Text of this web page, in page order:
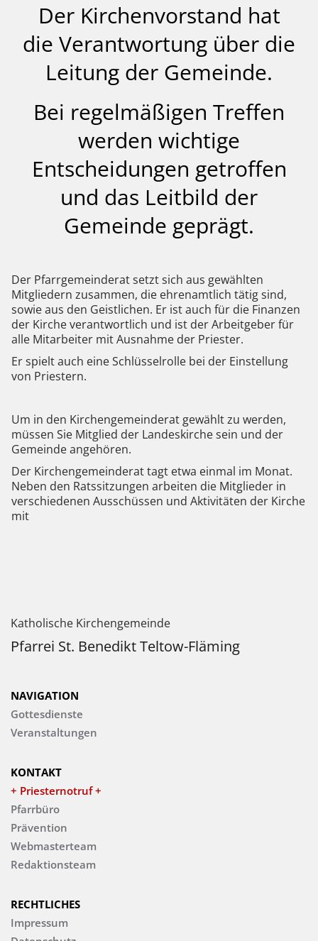
Der Kirchenvorstand hat
die Verantwortung über die
Leitung der Gemeinde.
Bei regelmäßigen Treffen
werden wichtige
Entscheidungen getroffen
und das Leitbild der
Gemeinde geprägt.
Der Pfarrgemeinderat setzt sich aus gewählten
Mitgliedern zusammen, die ehrenamtlich tätig sind,
sowie aus den Geistlichen. Er ist auch für die Finanzen
der Kirche verantwortlich und ist der Arbeitgeber für
alle Mitarbeiter mit Ausnahme der Priester.
Er spielt auch eine Schlüsselrolle bei der Einstellung
von Priestern.
Um in den Kirchengemeinderat gewählt zu werden,
müssen Sie Mitglied der Landeskirche sein und der
Gemeinde angehören.
Der Kirchengemeinderat tagt etwa einmal im Monat.
Neben den Ratssitzungen arbeiten die Mitglieder in
verschiedenen Ausschüssen und Aktivitäten der Kirche
mit
Katholische Kirchengemeinde
Pfarrei St. Benedikt Teltow-Fläming
NAVIGATION
Gottesdienste
Veranstaltungen
KONTAKT
+ Priesternotruf +
Pfarrbüro
Prävention
Webmasterteam
Redaktionsteam
RECHTLICHES
Impressum